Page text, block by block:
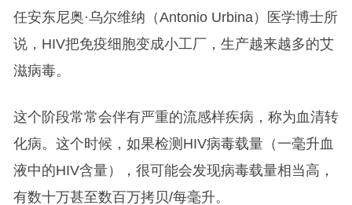
任安东尼奥·乌尔维纳（Antonio Urbina）医学博士所
说，HIV把免疫细胞变成小工厂，生产越来越多的艾
滋病毒。
这个阶段常常会伴有严重的流感样疾病，称为血清转
化病。这个时候，如果检测HIV病毒载量（一毫升血
液中的HIV含量），很可能会发现病毒载量相当高，
有数十万甚至数百万拷贝/每毫升。